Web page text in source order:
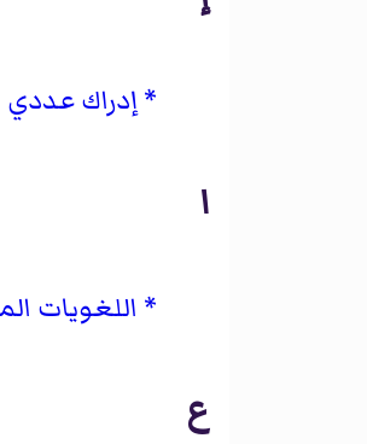
إدراك عددي
ا
اللغويات
ع